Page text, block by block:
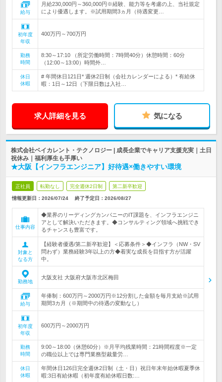
給与
月給230,000円～360,000円※経験、能力等を考慮の上、当社規定
により優遇します。※試用期間3ヵ月（待遇変更…
初年度
年収
400万円～700万円
勤務
時間
8:30～17:10 （所定労働時間：7時間40分）休憩時間：60分
（12:00～13:00）時間外…
休日
休暇
# 年間休日121日* 週休2日制（会社カレンダーによる）* 有給休
暇：1日～12日（下限日数は入社…
求人詳細を見る 気になる
株式会社ベイカレント・テクノロジー | 成長企業でキャリア支援充実｜土日
祝休み｜福利厚生も手厚い
★大阪【インフラエンジニア】好待遇×働きやすい環境
正社員 転勤なし 完全週休2日制 第二新卒歓迎
情報更新日：2026/07/24 終了予定日： 2026/08/27
仕事内容
◆業界のリーディングカンパニーのIT課題を、インフラエンジニ
アとして解決いただきます。◆コンサルティング領域へ挑戦でき
るチャンスも豊富です。
対象と
なる方
【経験者優遇/第二新卒歓迎】＜応募条件＞◆インフラ（NW・SV
問わず）業務経験3年以上の方◆着実な成長を目指す方が活躍
中。
勤務地
大阪支社 大阪府大阪市北区梅田
給与
年俸制：600万円～2000万円※12分割した金額を毎月支給※試用
期間3カ月（※期間中の待遇の変動なし）
初年度
年収
600万円～2000万円
勤務
時間
9:00～18:00（休憩60分）※月平均残業時間：21時間程度※一定
の職位以上では専門業務型裁量労…
休日
休暇
年間休日126日完全週休2日制（土・日）祝日年末年始休暇夏季休
暇:3日有給休暇（初年度有給休暇日数:…